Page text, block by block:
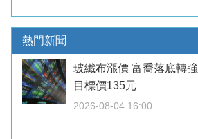
熱門新聞
玻纖布漲價 富喬落底轉強
目標價135元
2026-08-04 16:00